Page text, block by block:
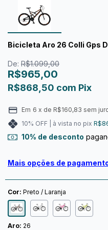
Bicicleta Aro 26 Colli Gps
De: R$1.099,00
R$965,00
R$868,50 com Pix
Em 6 x de R$160,83 sem
10% OFF | à vista no pix
10% de desconto
Mais opções de
Cor: Preto / Laranja
Aro: 26